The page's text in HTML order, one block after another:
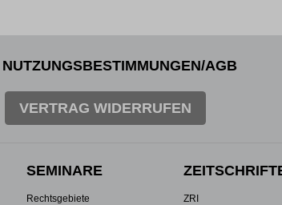
NUTZUNGSBESTIMMUNGEN/AGB
VERTRAG WIDERRUFEN
SEMINARE
Rechtsgebiete ZRI